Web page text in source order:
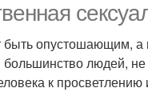
опустошающим, а
большинство людей,
к